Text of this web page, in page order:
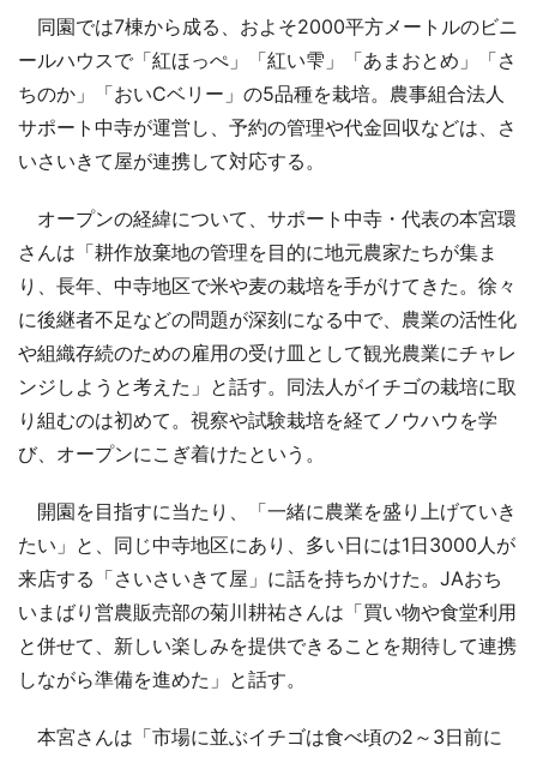
同園では7棟から成る、およそ2000平方メートルのビニ
ールハウスで「紅ほっぺ」「紅い雫」「あまおとめ」「さ
ちのか」「おいCベリー」の5品種を栽培。農事組合法人
サポート中寺が運営し、予約の管理や代金回収などは、さ
いさいきて屋が連携して対応する。
オープンの経緯について、サポート中寺・代表の本宮環
さんは「耕作放棄地の管理を目的に地元農家たちが集ま
り、長年、中寺地区で米や麦の栽培を手がけてきた。徐々
に後継者不足などの問題が深刻になる中で、農業の活性化
や組織存続のための雇用の受け皿として観光農業にチャレ
ンジしようと考えた」と話す。同法人がイチゴの栽培に取
り組むのは初めて。視察や試験栽培を経てノウハウを学
び、オープンにこぎ着けたという。
開園を目指すに当たり、「一緒に農業を盛り上げていき
たい」と、同じ中寺地区にあり、多い日には1日3000人が
来店する「さいさいきて屋」に話を持ちかけた。JAおち
いまばり営農販売部の菊川耕祐さんは「買い物や食堂利用
と併せて、新しい楽しみを提供できることを期待して連携
しながら準備を進めた」と話す。
本宮さんは「市場に並ぶイチゴは食べ頃の2～3日前に